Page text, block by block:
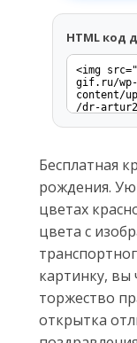
HTML код
Бесплатная
рождения.
цветах
цвета с
картинку, вы
торжество
открытка